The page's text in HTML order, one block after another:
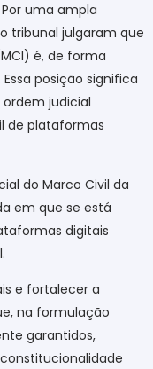
uma ampla
tribunal julgaram que
é, de forma
posição significa
judicial
de plataformas
do Marco Civil da
em que se está
digitais
e fortalecer a
na formulação
garantidos,